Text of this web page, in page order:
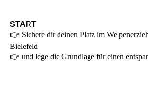
START
👉 Sichere dir deinen Platz im
Bielefeld
👉 und lege die Grundlage für einen